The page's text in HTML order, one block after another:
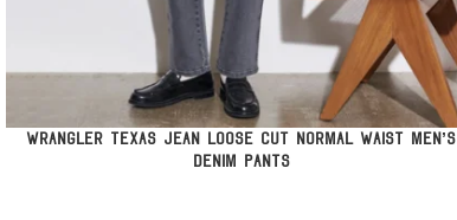
ᲕᲠᲪᲚᲐᲓ
Wrangler Texas Jean Loose Cut Normal Waist Men’s
Denim Pants